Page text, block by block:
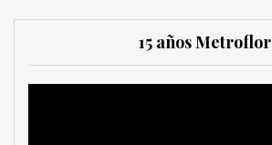
15 años Metroflor